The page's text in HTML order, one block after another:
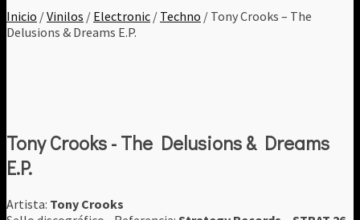
Inicio /Vinilos / Electronic / Techno / Tony Crooks – The
Delusions & Dreams E.P.
Tony Crooks - The Delusions & Dreams
E.P.
Artista: Tony Crooks